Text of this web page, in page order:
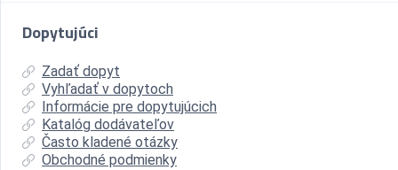
Dopytujúci
Zadať dopyt
Vyhľadať v dopytoch
Informácie pre dopytujúcich
Katalóg dodávateľov
Často kladené otázky
Obchodné podmienky